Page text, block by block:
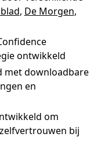
, De Morgen,
ontwikkeld
met downloadbare
en
om
bij